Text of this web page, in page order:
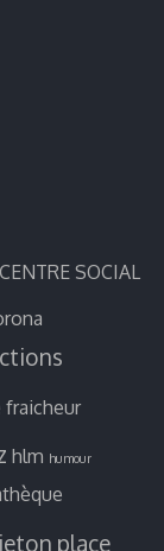
CENTRE SOCIAL
fraicheur
hlm humour
place